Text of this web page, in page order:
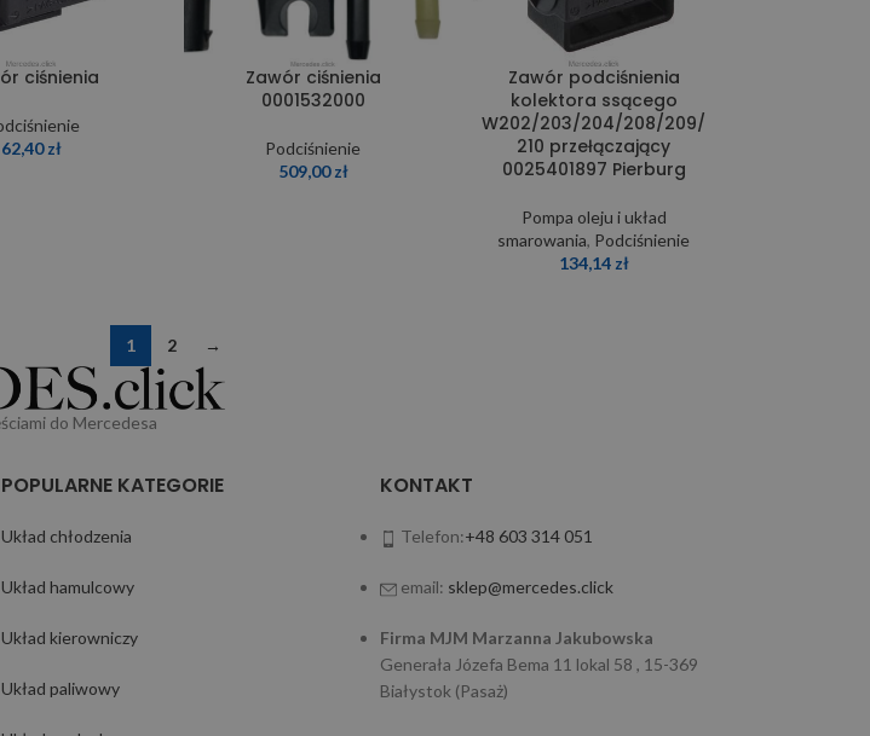
ciśnienia
62,40zł
Zawór ciśnienia
0001532000
Podciśnienie
509,00zł
Zawór podciśnienia
kolektora ssącego
W202/203/204/208/209/
210 przełączający
0025401897 Pierburg
Pompa oleju i układ
smarowania, Podciśnienie
134,14 zł
1 2 →
do Mercedesa
POPULARNE KATEGORIE
Układ chłodzenia
Układ hamulcowy
Układ kierowniczy
Układ paliwowy
KONTAKT
Telefon:+48 603 314 051
email: sklep@mercedes.click
Firma MJM Marzanna Jakubowska
Generała Józefa Bema 11 lokal 58 , 15-369
Białystok (Pasaż)